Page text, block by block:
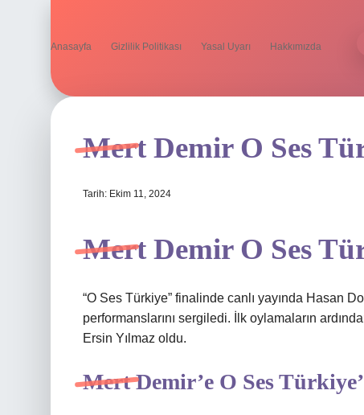
Anasayfa Gizlilik Politikası Yasal Uyarı Hakkımızda
Mert Demir O Ses
Tarih: Ekim 11, 2024
Mert Demir O Ses
“O Ses Türkiye” finalinde canlı yayında Hasan
performanslarını sergiledi. İlk oylamaların
Ersin Yılmaz oldu.
Mert Demir’e O Ses